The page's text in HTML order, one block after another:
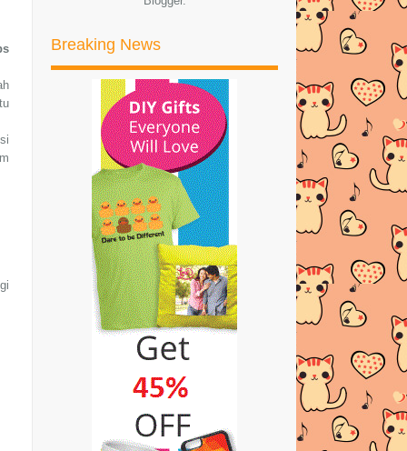
RESEPI AYAM MASAK GULAI
DAN UNIK DARI PEBBLE
MALAYSIA
Oktober(8)
September(14)
Ogos(11)
Julai(29)
Jun(45)
Mei(33)
(8)
Januari(6)
Breaking News